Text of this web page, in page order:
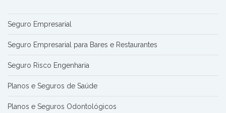
Seguro Empresarial
Seguro Empresarial para Bares e Restaurantes
Seguro Risco Engenharia
Planos e Seguros de Saúde
Planos e Seguros Odontológicos